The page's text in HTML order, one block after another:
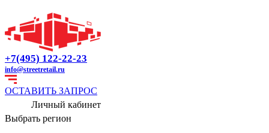
+7(495) 122-22-23
info@streetretail.ru
ОСТАВИТЬ ЗАПРОС
Личный кабинет
Выбрать регион